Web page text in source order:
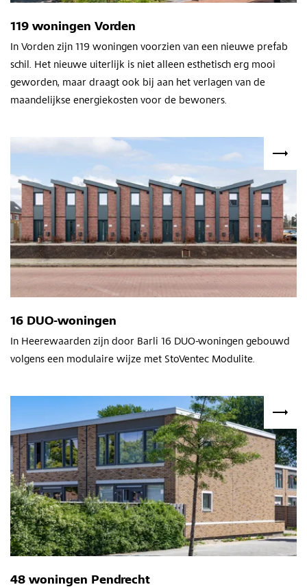
119 woningen Vorden
In Vorden zijn 119 woningen voorzien van een nieuwe prefab
schil. Het nieuwe uiterlijk is niet alleen esthetisch erg mooi
geworden, maar draagt ook bij aan het verlagen van de
maandelijkse energiekosten voor de bewoners.
16 DUO-woningen
In Heerewaarden zijn door Barli 16 DUO-woningen gebouwd
volgens een modulaire wijze met StoVentec Modulite.
48 woningen Pendrecht